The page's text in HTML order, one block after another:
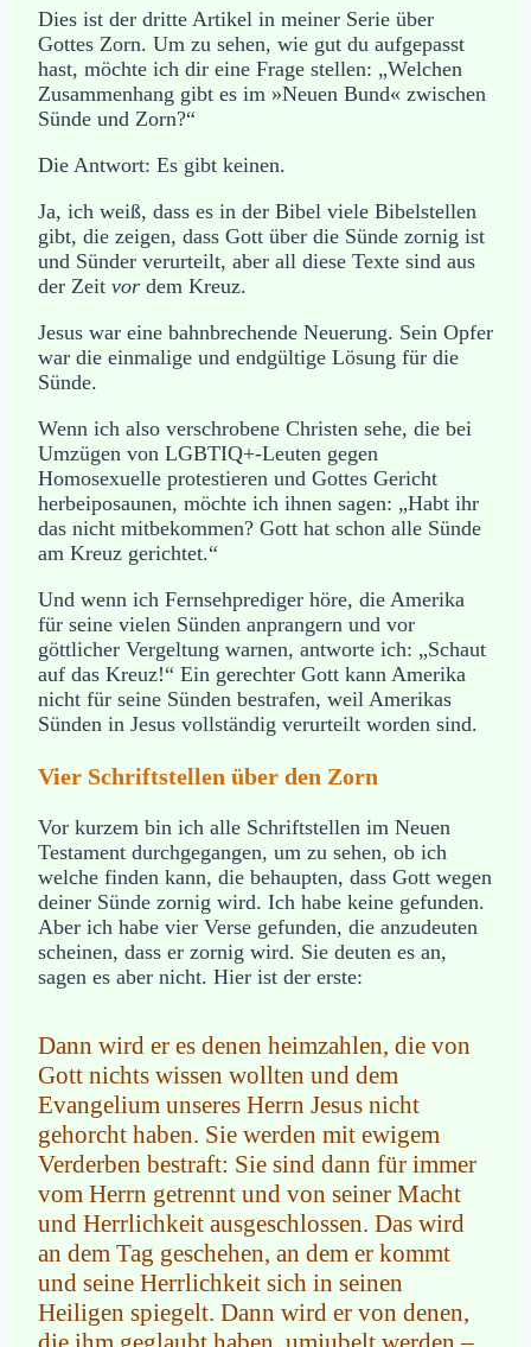
Dies ist der dritte Artikel in meiner Serie über
Gottes Zorn. Um zu sehen, wie gut du aufgepasst
hast, möchte ich dir eine Frage stellen: „Welchen
Zusammenhang gibt es im »Neuen Bund« zwischen
Sünde und Zorn?“
Die Antwort: Es gibt keinen.
Ja, ich weiß, dass es in der Bibel viele Bibelstellen
gibt, die zeigen, dass Gott über die Sünde zornig ist
und Sünder verurteilt, aber all diese Texte sind aus
der Zeit vor dem Kreuz.
Jesus war eine bahnbrechende Neuerung. Sein Opfer
war die einmalige und endgültige Lösung für die
Sünde.
Wenn ich also verschrobene Christen sehe, die bei
Umzügen von LGBTIQ+-Leuten gegen
Homosexuelle protestieren und Gottes Gericht
herbeiposaunen, möchte ich ihnen sagen: „Habt ihr
das nicht mitbekommen? Gott hat schon alle Sünde
am Kreuz gerichtet.“
Und wenn ich Fernsehprediger höre, die Amerika
für seine vielen Sünden anprangern und vor
göttlicher Vergeltung warnen, antworte ich: „Schaut
auf das Kreuz!“ Ein gerechter Gott kann Amerika
nicht für seine Sünden bestrafen, weil Amerikas
Sünden in Jesus vollständig verurteilt worden sind.
Vier Schriftstellen über den Zorn
Vor kurzem bin ich alle Schriftstellen im Neuen
Testament durchgegangen, um zu sehen, ob ich
welche finden kann, die behaupten, dass Gott wegen
deiner Sünde zornig wird. Ich habe keine gefunden.
Aber ich habe vier Verse gefunden, die anzudeuten
scheinen, dass er zornig wird. Sie deuten es an,
sagen es aber nicht. Hier ist der erste:
Dann wird er es denen heimzahlen, die von
Gott nichts wissen wollten und dem
Evangelium unseres Herrn Jesus nicht
gehorcht haben. Sie werden mit ewigem
Verderben bestraft: Sie sind dann für immer
vom Herrn getrennt und von seiner Macht
und Herrlichkeit ausgeschlossen. Das wird
an dem Tag geschehen, an dem er kommt
und seine Herrlichkeit sich in seinen
Heiligen spiegelt. Dann wird er von denen,